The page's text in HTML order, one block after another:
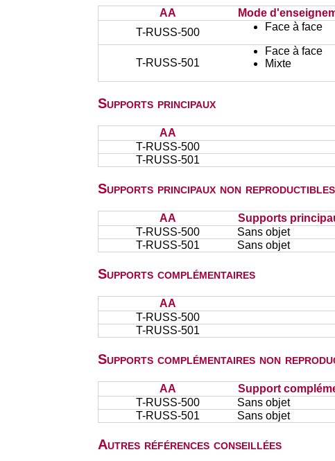
AA
Mode
T-RUSS-500
Face à face
T-RUSS-501
Face à face
Mixte
Supports principaux
AA
T-RUSS-500
T-RUSS-501
Supports principaux non reproductibles
AA
Supports
T-RUSS-500
Sans objet
T-RUSS-501
Sans objet
Supports complémentaires
AA
T-RUSS-500
T-RUSS-501
Supports complémentaires non
AA
Support
T-RUSS-500
Sans objet
T-RUSS-501
Sans objet
Autres références conseillées